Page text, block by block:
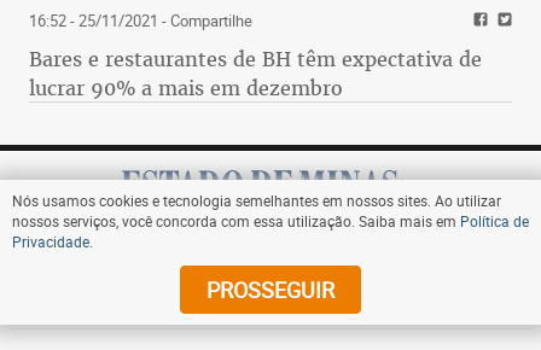
16:52 - 25/11/2021 - Compartilhe
Bares e restaurantes de BH têm expectativa de
lucrar 90% a mais em dezembro
Assine
Nós usamos cookies e tecnologia semelhantes em nossos sites. Ao utilizar
nossos serviços, você concorda com essa utilização. Saiba mais em Política de
Privacidade
PROSSEGUIR